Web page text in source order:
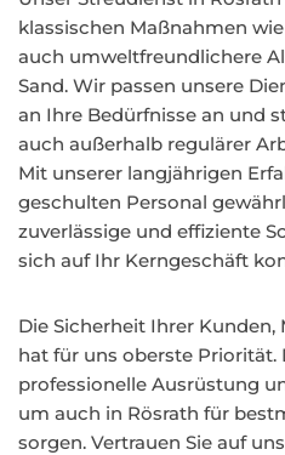
klassischen Maßnahmen
auch umweltfreundlichere
Sand. Wir passen unsere
an Ihre Bedürfnisse an und
auch außerhalb regulärer
Mit unserer langjährigen
geschulten Personal
zuverlässige und effiziente
sich auf Ihr Kerngeschäft
Die Sicherheit Ihrer
hat für uns oberste Priorität.
professionelle Ausrüstung
um auch in Rösrath für
sorgen. Vertrauen Sie auf